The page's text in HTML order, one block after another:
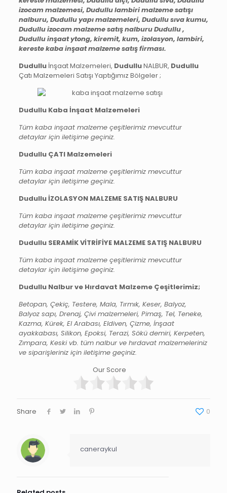
izocam malzemesi, Dudullu lambiri malzeme satışı
nalburu, Dudullu yapı malzemeleri, Dudullu sıva kumu,
Dudullu izocam malzeme satış nalburu Dudullu ,
Dudullu inşaat ytong, kiremit, kum, izolasyon, lambiri,
kereste kaba inşaat malzeme satış firması.
Dudullu İnşaat Malzemeleri, DudulluNALBUR, Dudullu
Çatı Malzemeleri Satışı Yaptığımız Bölgeler ;
Dudullu Kaba İnşaat Malzemeleri
Tüm kaba inşaat malzeme çeşitlerimiz mevcuttur
detaylar için iletişime geçiniz.
Dudullu ÇATI Malzemeleri
Tüm kaba inşaat malzeme çeşitlerimiz mevcuttur
detaylar için iletişime geçiniz.
Dudullu İZOLASYON MALZEME SATIŞ NALBURU
Tüm kaba inşaat malzeme çeşitlerimiz mevcuttur
detaylar için iletişime geçiniz.
Dudullu SERAMİK VİTRİFİYE MALZEME SATIŞ NALBURU
Tüm kaba inşaat malzeme çeşitlerimiz mevcuttur
detaylar için iletişime geçiniz.
Dudullu Nalbur ve Hırdavat Malzeme Çeşitlerimiz;
Betopan, Çekiç, Testere, Mala, Tırmık, Keser, Balyoz,
Balyoz sapı, Drenaj, Çivi malzemeleri, Pimaş, Tel, Teneke,
Kazma, Kürek, El Arabası, Eldiven, Çizme, İnşaat
ayakkabası, Silikon, Epoksi, Terazi, Sökü demiri, Kerpeten,
Zımpara, Keski vb. tüm nalbur ve hırdavat malzemeleriniz
ve siparişleriniz için iletişime geçiniz.
Our Score
Share 0
caneraykul